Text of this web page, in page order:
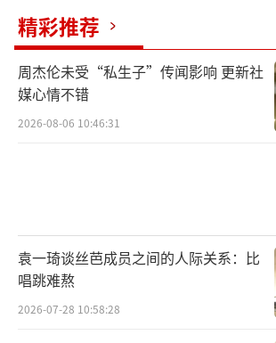
精彩推荐
周杰伦未受“私生子”传闻影响 更新社
媒心情不错
2026-08-06 10:46:31
袁一琦谈丝芭成员之间的人际关系：比
唱跳难熬
2026-07-28 10:58:28